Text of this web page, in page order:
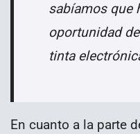
sabíamos que
oportunidad
tinta
En cuanto a la parte